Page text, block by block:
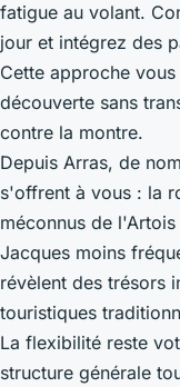
fatigue au volant.
jour et intégrez des
Cette approche
découverte sans
contre la montre.
Depuis Arras, de
s'offrent à vous : la
méconnus de
Jacques moins
révèlent des trésors
touristiques
La flexibilité reste
structure générale